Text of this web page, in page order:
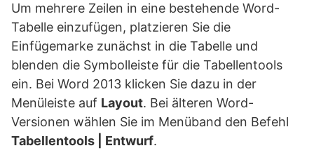
Um mehrere Zeilen in eine bestehende Word-
Tabelle einzufügen, platzieren Sie die
Einfügemarke zunächst in die Tabelle und
blenden die Symbolleiste für die Tabellentools
ein. Bei Word 2013 klicken Sie dazu in der
Menüleiste auf Layout. Bei älteren Word-
Versionen wählen Sie im Menüband den Befehl
Tabellentools | Entwurf.